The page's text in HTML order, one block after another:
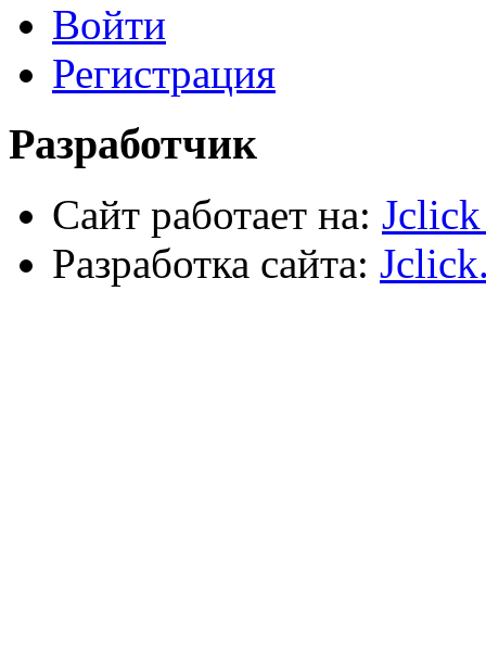
Электрика, осветительное оборудование
Пена и герметики
Автомобильный инструмент
Сварочное оборудование
Силовое оборудование
Войти
Регистрация
Разработчик
Сайт работает на:
Разработка сайта: